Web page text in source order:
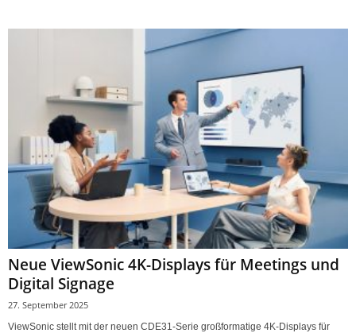
Neue ViewSonic 4K-Displays für Meetings und
Digital Signage
27. September 2025
ViewSonic stellt mit der neuen CDE31-Serie großformatige 4K-Displays für